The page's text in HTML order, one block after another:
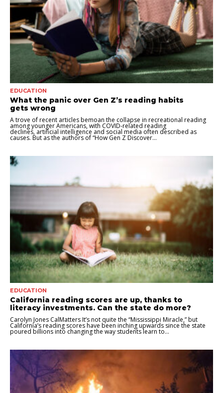
EDUCATION
What the panic over Gen Z’s reading habits
gets wrong
A trove of recent articles bemoan the collapse in recreational reading
among younger Americans, with COVID-related reading
declines, artificial intelligence and social media often described as
causes. But as the authors of “How Gen Z Discover...
EDUCATION
California reading scores are up, thanks to
literacy investments. Can the state do more?
Carolyn Jones CalMatters It’s not quite the “Mississippi Miracle,” but
California’s reading scores have been inching upwards since the state
poured billions into changing the way students learn to...